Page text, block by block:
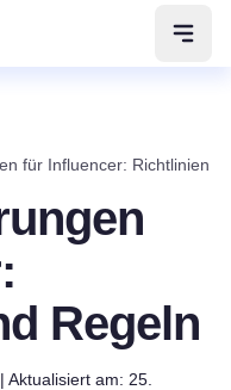
für Influencer: Richtlinien
Regeln
| Aktualisiert am: 25.